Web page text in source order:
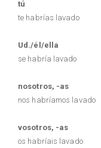
tú
te habrías lavado
Ud./él/ella
se habría lavado
nosotros, -as
nos habríamos lavado
vosotros, -as
os habríais lavado